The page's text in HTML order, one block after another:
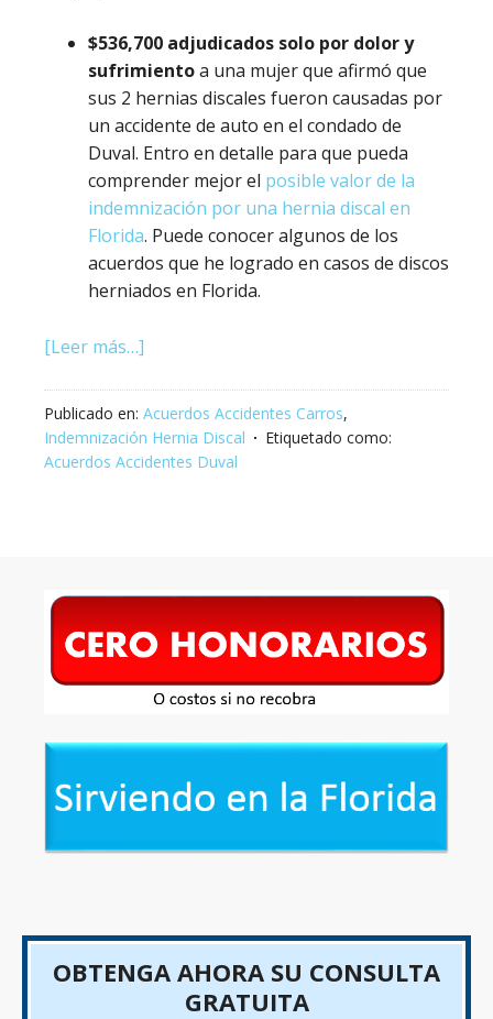
$536,700 adjudicados solo por dolor y
sufrimientoa una mujer que afirmó que
sus 2 hernias discales fueron causadas por
un accidente de auto en el condado de
Duval. Entro en detalle para que pueda
comprender mejor el posible valor de la
indemnización por una hernia discal en
Florida. Puede conocer algunos de los
acuerdos que he logrado en casos de discos
herniados en Florida.
[Leer más…]
Publicado en: Acuerdos Accidentes Carros,
Indemnización Hernia Discal
Etiquetado como:
Acuerdos Accidentes Duval
OBTENGA AHORA SU CONSULTA
GRATUITA